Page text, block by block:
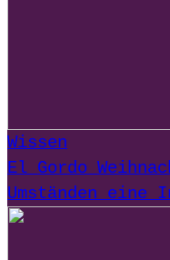
Wissen
El Gordo
Umständen eine